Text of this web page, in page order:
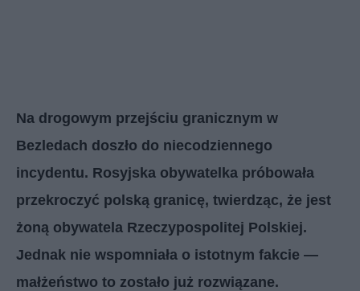
Na drogowym przejściu granicznym w
Bezledach doszło do niecodziennego
incydentu. Rosyjska obywatelka próbowała
przekroczyć polską granicę, twierdząc, że jest
żoną obywatela Rzeczypospolitej Polskiej.
Jednak nie wspomniała o istotnym fakcie —
małżeństwo to zostało już rozwiązane.